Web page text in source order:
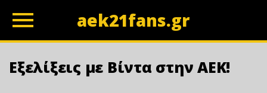
aek21fans.gr
Εξελίξεις με Βίντα στην ΑΕΚ!